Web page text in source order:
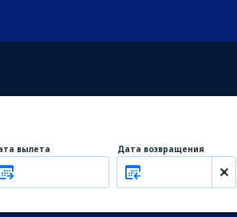
вылета Дата возвращения